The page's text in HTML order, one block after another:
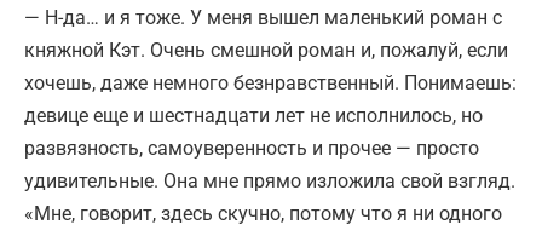
— Н-да… и я тоже. У меня вышел маленький роман с
княжной Кэт. Очень смешной роман и, пожалуй, если
хочешь, даже немного безнравственный. Понимаешь:
девице еще и шестнадцати лет не исполнилось, но
развязность, самоуверенность и прочее — просто
удивительные. Она мне прямо изложила свой взгляд.
«Мне, говорит, здесь скучно, потому что я ни одного